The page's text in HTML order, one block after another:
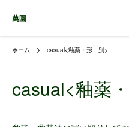
萬園
ホーム casual<釉薬・形 別>
casual<釉薬